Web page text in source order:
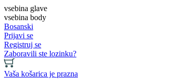
vsebina glave
vsebina body
Bosanski
Prijavi se
Registruj se
Zaboravili ste lozinku?
Vaša košarica je prazna